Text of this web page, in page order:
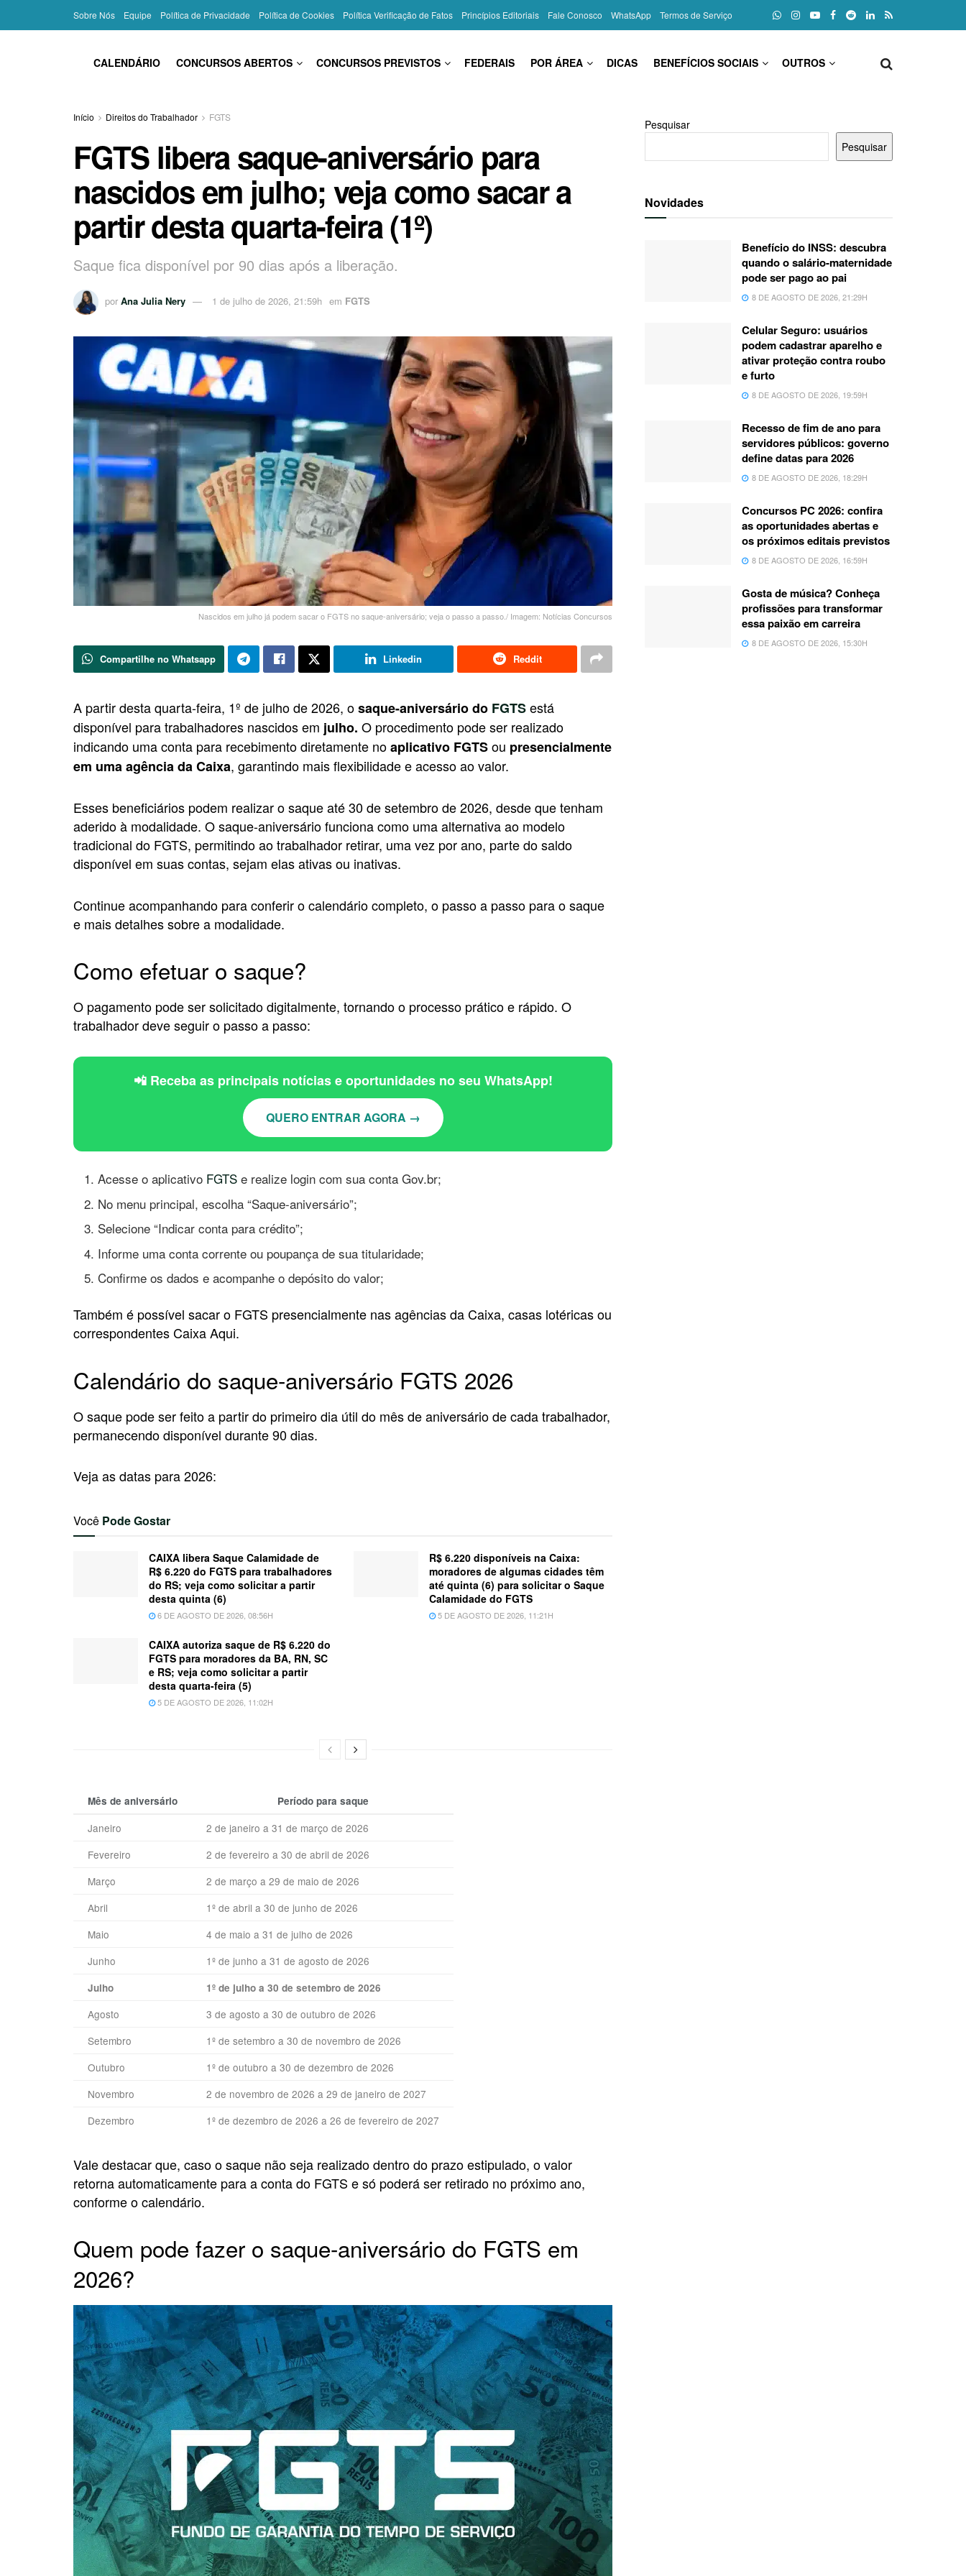
Sobre Nós Equipe Política de Privacidade Política de Cookies Política Verificação de Fatos Princípios Editoriais Fale Conosco WhatsApp Termos de Serviço
CALENDÁRIO CONCURSOS ABERTOS CONCURSOS PREVISTOS FEDERAIS POR ÁREA DICAS BENEFÍCIOS SOCIAIS OUTROS
Início Direitos do Trabalhador FGTS
FGTS libera saque-aniversário para
nascidos em julho; veja como sacar a
partir desta quarta-feira (1º)
Saque fica disponível por 90 dias após a liberação.
por Ana Julia Nery 1 de julho de 2026, 21:59h em FGTS
Nascidos em julho já podem sacar o FGTS no saque-aniversário; veja o passo a passo./ Imagem: Notícias Concursos
Compartilhe no Whatsapp Linkedin Reddit
A partir desta quarta-feira, 1º de julho de 2026, osaque-aniversário do FGTSestá
disponível para trabalhadores nascidos em julho. O procedimento pode ser realizado
indicando uma conta para recebimento diretamente noaplicativo FGTSou presencialmente
em uma agência da Caixa, garantindo mais flexibilidade e acesso ao valor.
Esses beneficiários podem realizar o saque até 30 de setembro de 2026, desde que tenham
aderido à modalidade. O saque-aniversário funciona como uma alternativa ao modelo
tradicional do FGTS, permitindo ao trabalhador retirar, uma vez por ano, parte do saldo
disponível em suas contas, sejam elas ativas ou inativas.
Continue acompanhando para conferir o calendário completo, o passo a passo para o saque
e mais detalhes sobre a modalidade.
Como efetuar o saque?
O pagamento pode ser solicitado digitalmente, tornando o processo prático e rápido. O
trabalhador deve seguir o passo a passo:
📲 Receba as principais notícias e oportunidades no seu WhatsApp!
QUERO ENTRAR AGORA →
Acesse o aplicativo FGTS e realize login com sua conta Gov.br;
No menu principal, escolha “Saque-aniversário”;
Selecione “Indicar conta para crédito”;
Informe uma conta corrente ou poupança de sua titularidade;
Confirme os dados e acompanhe o depósito do valor;
Também é possível sacar o FGTS presencialmente nas agências da Caixa, casas lotéricas ou
correspondentes Caixa Aqui.
Calendário do saque-aniversário FGTS 2026
O saque pode ser feito a partir do primeiro dia útil do mês de aniversário de cada trabalhador,
permanecendo disponível durante 90 dias.
Veja as datas para 2026:
Você Pode Gostar
CAIXA libera Saque Calamidade de
R$ 6.220 do FGTS para trabalhadores
do RS; veja como solicitar a partir
desta quinta (6)
6 DE AGOSTO DE 2026, 08:56H
R$ 6.220 disponíveis na Caixa:
moradores de algumas cidades têm
até quinta (6) para solicitar o Saque
Calamidade do FGTS
5 DE AGOSTO DE 2026, 11:21H
CAIXA autoriza saque de R$ 6.220 do
FGTS para moradores da BA, RN, SC
e RS; veja como solicitar a partir
desta quarta-feira (5)
5 DE AGOSTO DE 2026, 11:02H
Mês de aniversário Período para saque
Janeiro
2 de janeiro a 31 de março de 2026
Fevereiro
2 de fevereiro a 30 de abril de 2026
Março
2 de março a 29 de maio de 2026
Abril
1º de abril a 30 de junho de 2026
Maio
4 de maio a 31 de julho de 2026
Junho
1º de junho a 31 de agosto de 2026
Julho 1º de julho a 30 de setembro de 2026
Agosto
3 de agosto a 30 de outubro de 2026
Setembro
1º de setembro a 30 de novembro de 2026
Outubro
1º de outubro a 30 de dezembro de 2026
Novembro
2 de novembro de 2026 a 29 de janeiro de 2027
Dezembro
1º de dezembro de 2026 a 26 de fevereiro de 2027
Vale destacar que, caso o saque não seja realizado dentro do prazo estipulado, o valor
retorna automaticamente para a conta do FGTS e só poderá ser retirado no próximo ano,
conforme o calendário.
Quem pode fazer o saque-aniversário do FGTS em
2026?
Pesquisar
Pesquisar
Novidades
Benefício do INSS: descubra
quando o salário-maternidade
pode ser pago ao pai
8 DE AGOSTO DE 2026, 21:29H
Celular Seguro: usuários
podem cadastrar aparelho e
ativar proteção contra roubo
e furto
8 DE AGOSTO DE 2026, 19:59H
Recesso de fim de ano para
servidores públicos: governo
define datas para 2026
8 DE AGOSTO DE 2026, 18:29H
Concursos PC 2026: confira
as oportunidades abertas e
os próximos editais previstos
8 DE AGOSTO DE 2026, 16:59H
Gosta de música? Conheça
profissões para transformar
essa paixão em carreira
8 DE AGOSTO DE 2026, 15:30H